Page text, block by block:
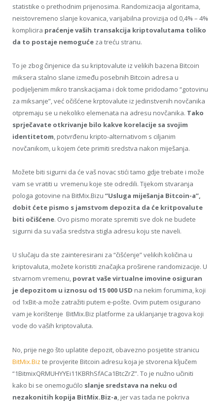
statistike o prethodnim prijenosima. Randomizacija algoritama,
neistovremeno slanje kovanica, varijabilna provizija od 0,4% – 4%
komplicira praćenje vaših transakcija kriptovalutama toliko
da to postaje nemoguće za treću stranu.
To je zbog činjenice da su kriptovalute iz velikih bazena Bitcoin
miksera stalno slane između posebnih Bitcoin adresa u
podijeljenim mikro transkacijama i dok tome pridodamo “gotovinu
za miksanje”, već očišćene krptovalute iz jedinstvenih novčanika
otpremaju se u nekoliko elemenata na adresu novčanika. Tako
sprječavate otkrivanje bilo kakve korelacije sa svojim
identitetom, potvrđenu kripto-alternativom s ciljanim
novčanikom, u kojem ćete primiti sredstva nakon miješanja.
Možete biti sigurni da će vaš novac stići tamo gdje trebate i može
vam se vratiti u vremenu koje ste odredili. Tijekom stvaranja
pologa gotovine na BitMix.Bizu “Usluga miješanja Bitcoin-a”,
dobit ćete pismo s jamstvom depozita da će kritpovalute
biti očišćene. Ovo pismo morate spremiti sve dok ne budete
sigurni da su vaša sredstva stigla adresu koju ste naveli.
U slučaju da ste zainteresirani za “čišćenje” velikih količina u
kriptovaluta, možete koristiti značajka proširene randomizacije. U
stvarnom vremenu, povrat vaše virtualne imovine osiguran
je depozitom u iznosu od 15 000 USD na nekim forumima, koji
od 1xBit-a može zatražiti putem e-pošte. Ovim putem osigurano
vam je korištenje BitMix.Biz platforme za uklanjanje tragova koji
vode do vaših kriptovaluta.
No, prije nego što uplatite depozit, obavezno posjetite stranicu
BitMix.Biz te provjerite Bitcoin adresu koja je stvorena ključem
“1BitmixQRMUHYYEi11KBRhSfACa1BtcZrZ”. To je nužno učiniti
kako bi se onemogućilo slanje sredstava na neku od
nezakonitih kopija BitMix.Biz-a , jer vas tada ne pokriva